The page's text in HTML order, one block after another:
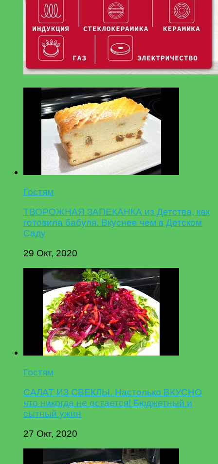
Гостям
ТВОРОЖНАЯ ЗАПЕКАНКА из Детства, как
готовила бабуля. Вкуснее чем в Детском
Саду
29 Окт, 2020
Гостям
САЛАТ ИЗ СВЕКЛЫ. Настолько ВКУСНО
что никогда не остается! Бюджетный и
сытный ужин
27 Окт, 2020